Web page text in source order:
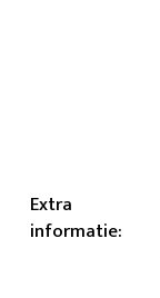
Extra
informatie: